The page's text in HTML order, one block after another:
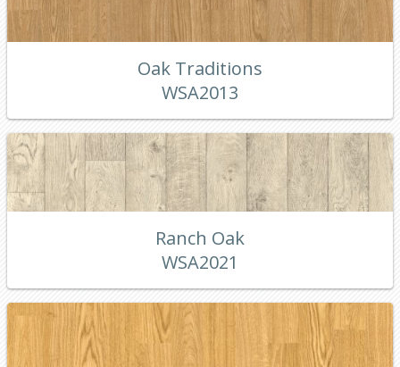
Oak Traditions
WSA2013
Ranch Oak
WSA2021